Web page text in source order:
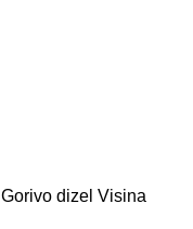
Gorivo dizel Visina